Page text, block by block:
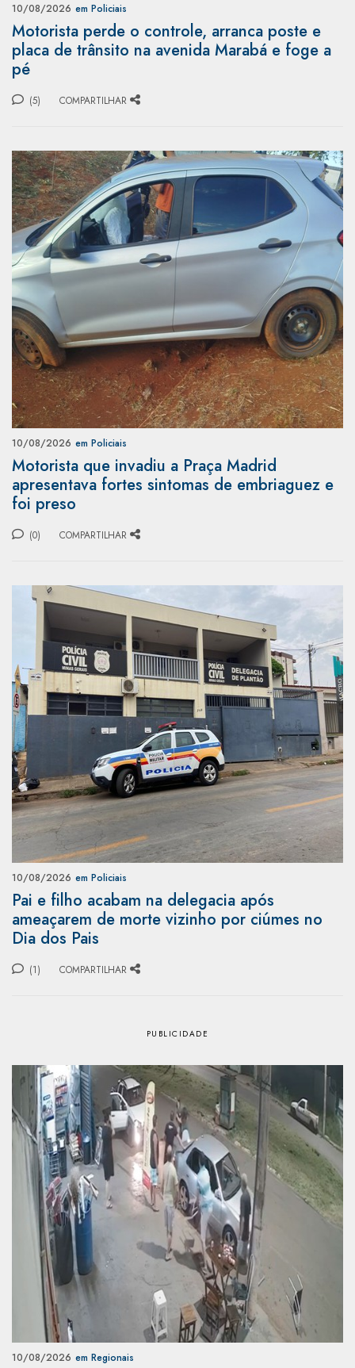
10/08/2026 em Policiais
Motorista perde o controle, arranca poste e
placa de trânsito na avenida Marabá e foge a
pé
(5) COMPARTILHAR
10/08/2026 em Policiais
Motorista que invadiu a Praça Madrid
apresentava fortes sintomas de embriaguez e
foi preso
(0) COMPARTILHAR
10/08/2026 em Policiais
Pai e filho acabam na delegacia após
ameaçarem de morte vizinho por ciúmes no
Dia dos Pais
(1) COMPARTILHAR
10/08/2026 em Regionais